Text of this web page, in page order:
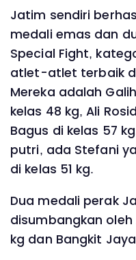
Jatim sendiri
medali emas dan
Special Fight,
atlet-atlet terbaik
Mereka adalah
kelas 48 kg, Ali
Bagus di kelas 57
putri, ada Stefani
di kelas 51 kg.
Dua medali perak
disumbangkan oleh
kg dan Bangkit Jaya